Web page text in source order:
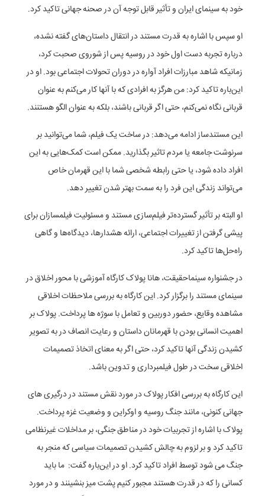
خود به سینمای ایران و تأثیر قابل توجه آن در صحنه جهانی تاکید کرد.
او سپس با اشاره به قدرت مستند در انتقال داستان‌های گفته نشده،
درباره تجربه دست اول خود در روسیه پس از شوروی صحبت کرد،
زمانیکه شاهد مبارزات افراد آواره در دوران تحولات اجتماعی بود. او در
این‌باره تاکید کرد: من هرگز به افرادی که با آنها کار می‌کنم به عنوان
قربانی نگاه نمی‌کنم، حتی اگر قربانی باشند، بلکه به عنوان الگو هستنند.
این مستندساز ادامه می‌دهد: در ساخت یک فیلم، شما می‌توانید بر
سرنوشت جامعه یا مردم تاثیر بگذارید. ممکن است کمک‌هایی به این
افراد داده شود، یا حتی رابطه شخصی شما با این قهرمان خاص
می‌تواند زندگی این فرد را به سمت بهتر شدن تغییر دهد.
او البته بر تأثیر گسترده‌تر فیلم‌سازی مستند و مسئولیت فیلمسازان برای
پیشی گرفتن از تغییرات اجتماعی، ارائه هشدارها، دیدگاه‌ها و گاهی
راه‌حل‌ها تاکید کرد.
در جشنواره سینماحقیقت، هانا پولاک کارگاه آموزشی با محور اخلاق در
سینمای مستند را برگزار کرد. این کارگاه به بررسی ملاحظات اخلاقی
مشاهده وقایع، حضور دوربین و تعامل با سوژه ها پرداخت. پولاک بر
اهمیت انسانی بودن با قهرمانان داستان و رعایت انصاف در به تصویر
کشیدن زندگی آنها تاکید کرد، حتی اگر به معنای اتخاذ تصمیمات
اخلاقی سخت در طول فیلمبرداری و تدوین باشد.
این کارگاه به بررسی افکار پولاک در مورد نقش مستند در درگیری های
جهانی کنونی، مانند جنگ روسیه و اوکراین و وضعیت غزه پرداخت.
پولاک با اشاره از تجربیات خود در مناطق جنگی، بر مداخلات غیرنظامی
تاکید کرد و بر لزوم به چالش کشیدن تصمیمات سیاسی که منجر به
جنگ می شود توسط افراد تاکید کرد. او در این‌باره گفت: ما باید
کسانی را که در قدرت هستند مجبور کنیم پشت میز بنشینند و در مورد